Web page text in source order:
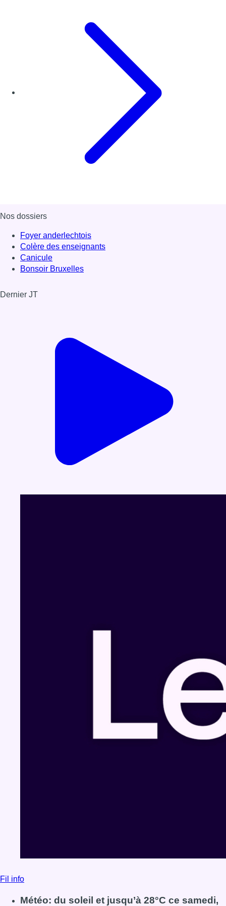
Nos dossiers
Foyer anderlechtois
Colère des enseignants
Canicule
Bonsoir Bruxelles
Dernier JT
Fil info
Météo: du soleil et jusqu’à 28°C ce samedi,